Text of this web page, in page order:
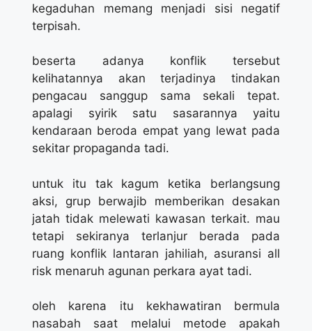
kegaduhan memang menjadi sisi negatif
terpisah.
beserta adanya konflik tersebut
kelihatannya akan terjadinya tindakan
pengacau sanggup sama sekali tepat.
apalagi syirik satu sasarannya yaitu
kendaraan beroda empat yang lewat pada
sekitar propaganda tadi.
untuk itu tak kagum ketika berlangsung
aksi, grup berwajib memberikan desakan
jatah tidak melewati kawasan terkait. mau
tetapi sekiranya terlanjur berada pada
ruang konflik lantaran jahiliah, asuransi all
risk menaruh agunan perkara ayat tadi.
oleh karena itu kekhawatiran bermula
nasabah saat melalui metode apakah